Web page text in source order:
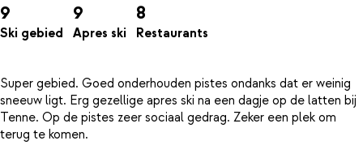
9
Ski gebied
9
Apres ski
8
Restaurants
Super gebied. Goed onderhouden pistes ondanks dat er weinig
sneeuw ligt. Erg gezellige apres ski na een dagje op de latten bij
Tenne. Op de pistes zeer sociaal gedrag. Zeker een plek om